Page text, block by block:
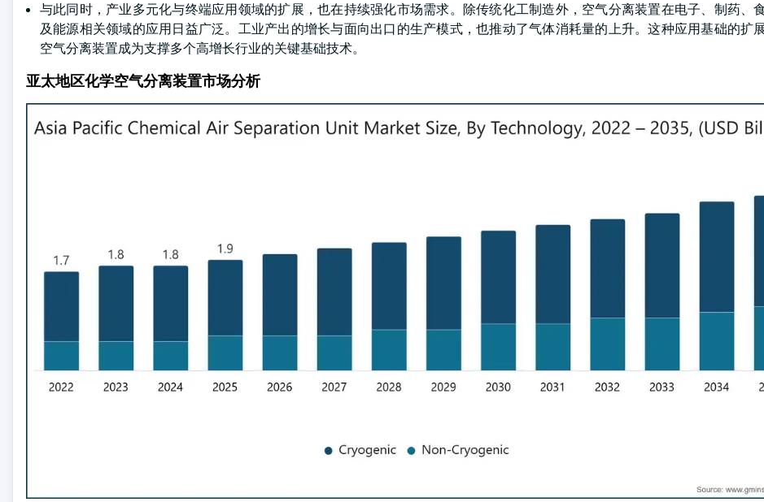
与此同时，产业多元化与终端应用领域的扩展，也在持续强化市场需求。除传统化工制造外，空气分离装置在电子、制药、
及能源相关领域的应用日益广泛。工业产出的增长与面向出口的生产模式，也推动了气体消耗量的上升。这种应用基础的扩
空气分离装置成为支撑多个高增长行业的关键基础技术。
亚太地区化学空气分离装置市场分析